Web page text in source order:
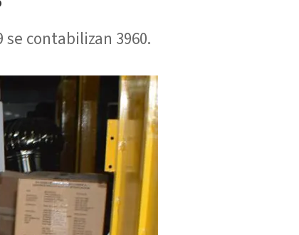
se contabilizan 3960.